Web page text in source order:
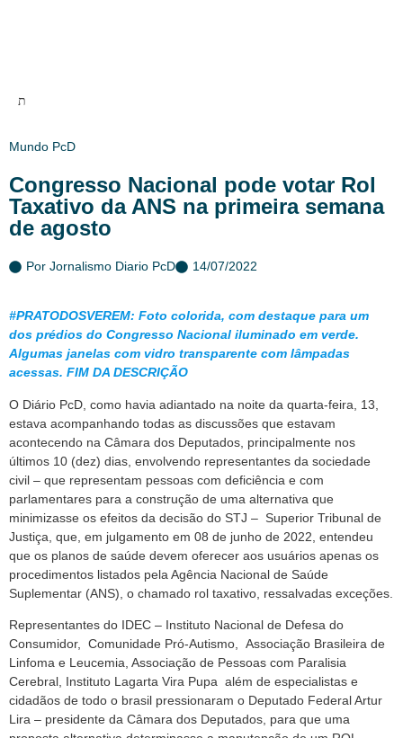
Mundo PcD
Congresso Nacional pode votar Rol
Taxativo da ANS na primeira semana
de agosto
Por Jornalismo Diario PcD 14/07/2022
#PRATODOSVEREM: Foto colorida, com destaque para um
dos prédios do Congresso Nacional iluminado em verde.
Algumas janelas com vidro transparente com lâmpadas
acessas. FIM DA DESCRIÇÃO
O Diário PcD, como havia adiantado na noite da quarta-feira, 13,
estava acompanhando todas as discussões que estavam
acontecendo na Câmara dos Deputados, principalmente nos
últimos 10 (dez) dias, envolvendo representantes da sociedade
civil – que representam pessoas com deficiência e com
parlamentares para a construção de uma alternativa que
minimizasse os efeitos da decisão do STJ – Superior Tribunal de
Justiça, que, em julgamento em 08 de junho de 2022, entendeu
que os planos de saúde devem oferecer aos usuários apenas os
procedimentos listados pela Agência Nacional de Saúde
Suplementar (ANS), o chamado rol taxativo, ressalvadas exceções.
Representantes do IDEC – Instituto Nacional de Defesa do
Consumidor, Comunidade Pró-Autismo, Associação Brasileira de
Linfoma e Leucemia, Associação de Pessoas com Paralisia
Cerebral, Instituto Lagarta Vira Pupa além de especialistas e
cidadãos de todo o brasil pressionaram o Deputado Federal Artur
Lira – presidente da Câmara dos Deputados, para que uma